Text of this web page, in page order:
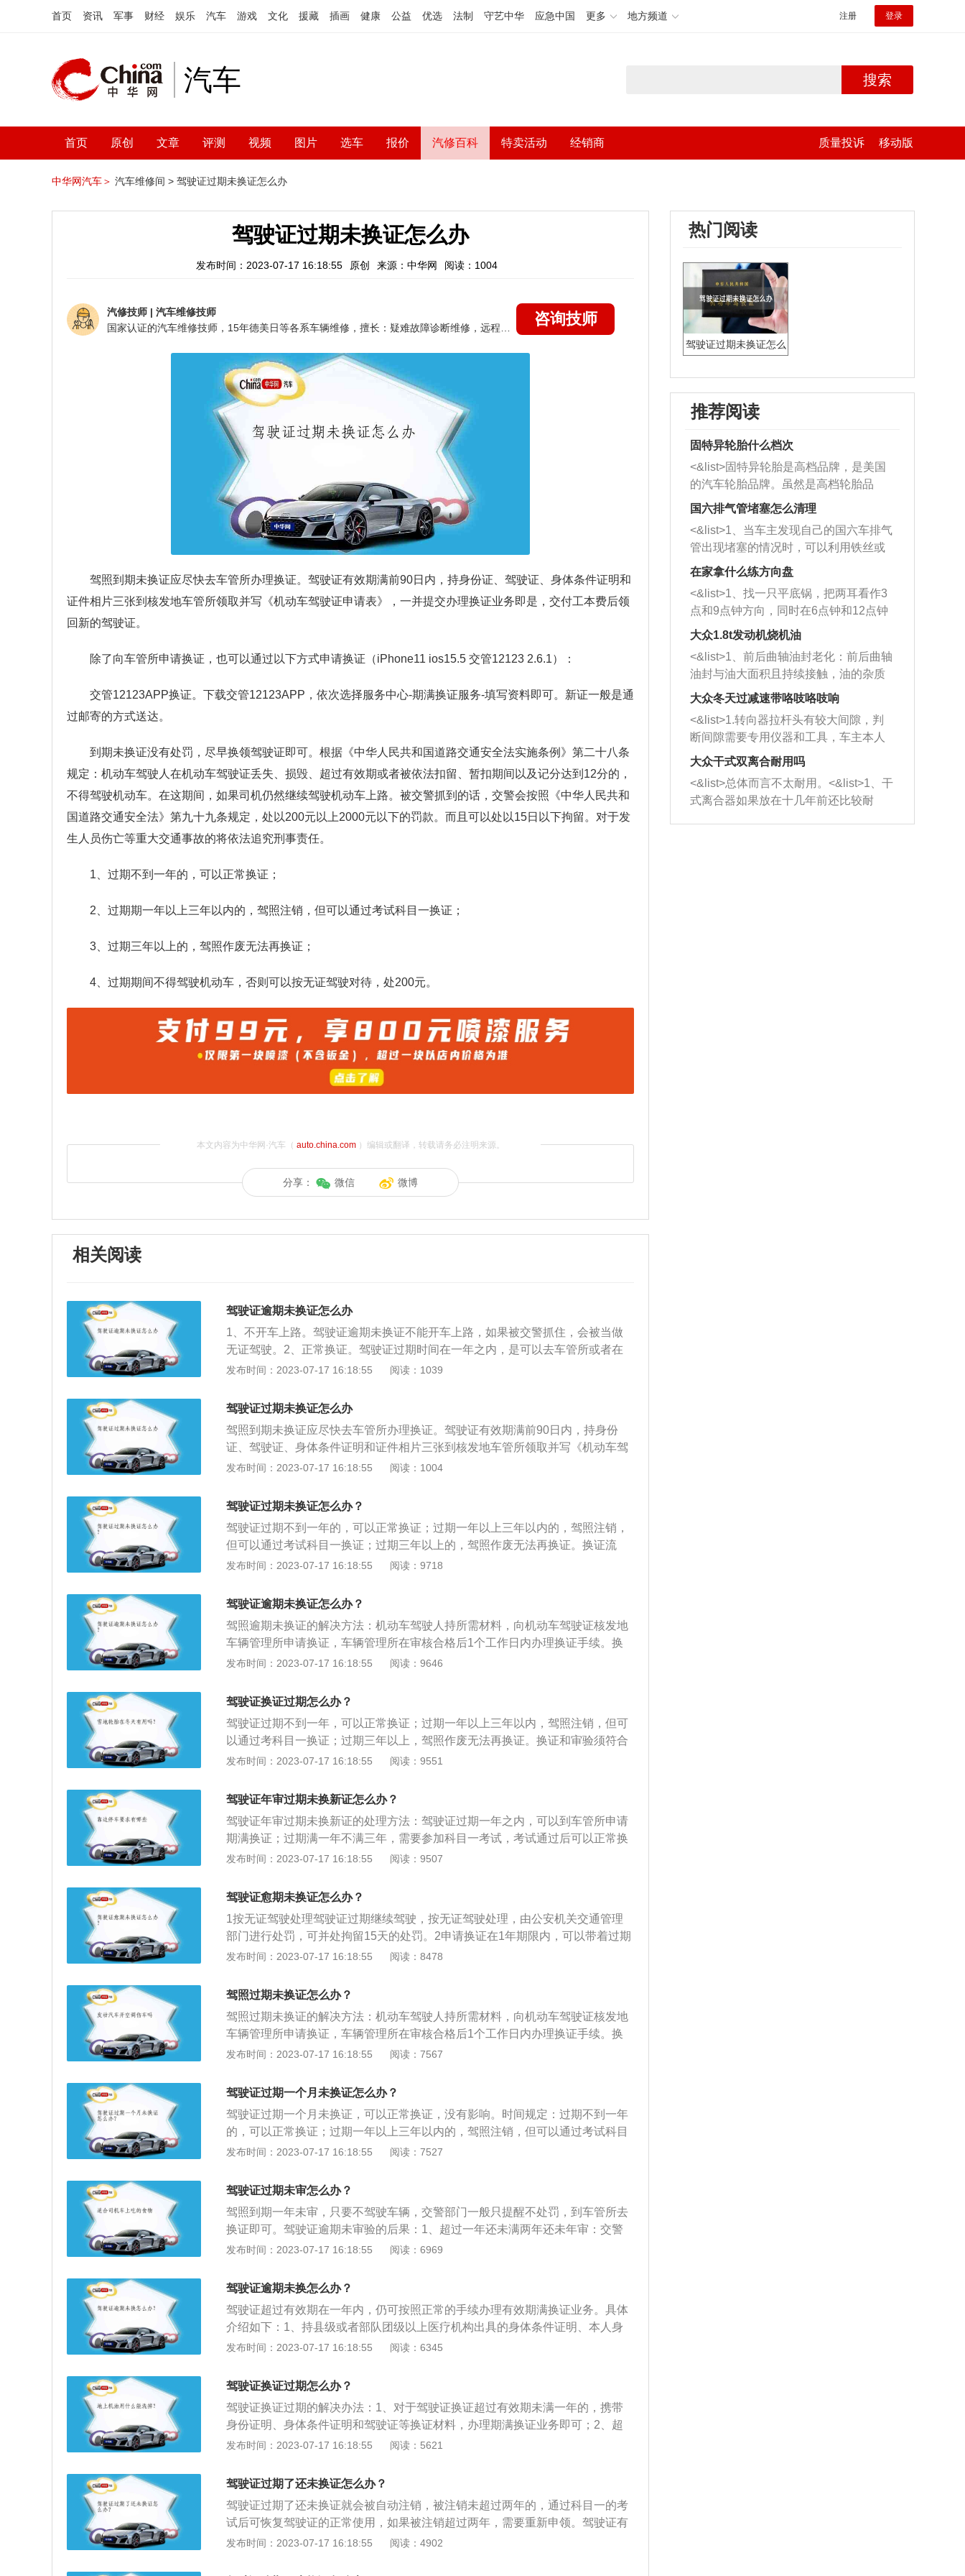
首页 资讯 军事 财经 娱乐 汽车 游戏 文化 援藏 插画 健康 公益 优选 法制 守艺中华 应急中国 更多 地方频道 注册 登录
汽车 搜索
首页 原创 文章 评测 视频 图片 选车 报价 汽修百科 特卖活动 经销商 质量投诉 移动版
中华网汽车＞ 汽车维修间 > 驾驶证过期未换证怎么办
驾驶证过期未换证怎么办
发布时间：2023-07-17 16:18:55 原创 来源：中华网 阅读：1004
汽修技师 | 汽车维修技师
咨询技师
驾照到期未换证应尽快去车管所办理换证。驾驶证有效期满前90日内，持身份证、驾驶证、身体条件证明和
证件相片三张到核发地车管所领取并写《机动车驾驶证申请表》，一并提交办理换证业务即是，交付工本费后领
回新的驾驶证。
除了向车管所申请换证，也可以通过以下方式申请换证（iPhone11 ios15.5 交管12123 2.6.1）：
交管12123APP换证。下载交管12123APP，依次选择服务中心-期满换证服务-填写资料即可。新证一般是通
过邮寄的方式送达。
到期未换证没有处罚，尽早换领驾驶证即可。根据《中华人民共和国道路交通安全法实施条例》第二十八条
规定：机动车驾驶人在机动车驾驶证丢失、损毁、超过有效期或者被依法扣留、暂扣期间以及记分达到12分的，
不得驾驶机动车。在这期间，如果司机仍然继续驾驶机动车上路。被交警抓到的话，交警会按照《中华人民共和
国道路交通安全法》第九十九条规定，处以200元以上2000元以下的罚款。而且可以处以15日以下拘留。对于发
生人员伤亡等重大交通事故的将依法追究刑事责任。
1、过期不到一年的，可以正常换证；
2、过期期一年以上三年以内的，驾照注销，但可以通过考试科目一换证；
3、过期三年以上的，驾照作废无法再换证；
4、过期期间不得驾驶机动车，否则可以按无证驾驶对待，处200元。
本文内容为中华网·汽车（ auto.china.com）编辑或翻译，转载请务必注明来源。
分享： 微信 微博
相关阅读
驾驶证逾期未换证怎么办
1、不开车上路。驾驶证逾期未换证不能开车上路，如果被交警抓住，会被当做
无证驾驶。2、正常换证。驾驶证过期时间在一年之内，是可以去车管所或者在
手机APP“交管12123”上正常换证。要先处理好违章记录，进行体检，并提交一寸
参加科目一考试。驾驶证过期一年以上三年以下，需要参加科目一考试，考试合
格之后才能进行换证，如果考试不合格，则要继续参加考试，直到通过为止。
4、重新考试。驾驶证过期三年以上会直接被注销，而且不允许换证，需要重新
报名驾照考试，通过所有科目考试之后，重新获得驾驶证。5、申请延期。针对
因出国出境、服兵役等原因导致无法按时办理期满换证的，可以申请驾驶证延期
效期满前90日内，向机动车驾驶证核发地或者核发地以外的车辆管理所申请换
证。第一次申请的驾驶证有效期为6年，6年内的每一年都没有扣满12分，就可以
更换10年有效期的驾驶证，如果10年内的每一年都没有扣满12分，就可以更换长
发布时间：2023-07-17 16:18:55 阅读：1039
驾驶证过期未换证怎么办
驾照到期未换证应尽快去车管所办理换证。驾驶证有效期满前90日内，持身份
证、驾驶证、身体条件证明和证件相片三张到核发地车管所领取并写《机动车驾
驶证申请表》，一并提交办理换证业务即是，交付工本费后领回新的驾驶证。除
232.6.1）：交管12123APP换证。下载交管12123APP，依次选择服务中心-期满
换证服务-填写资料即可。新证一般是通过邮寄的方式送达。到期未换证没有处
罚，尽早换领驾驶证即可。根据《中华人民共和国道路交通安全法实施条例》第
二十八条规定：机动车驾驶人在机动车驾驶证丢失、损毁、超过有效期或者被依
法扣留、暂扣期间以及记分达到12分的，不得驾驶机动车。在这期间，如果司机
交通安全法》第九十九条规定，处以200元以上2000元以下的罚款。而且可以处
以15日以下拘留。对于发生人员伤亡等重大交通事故的将依法追究刑事责任。
1、过期不到一年的，可以正常换证；2、过期期一年以上三年以内的，驾照注
4、过期期间不得驾驶机动车，否则可以按无证驾驶对待，处200元。
发布时间：2023-07-17 16:18:55 阅读：1004
驾驶证过期未换证怎么办？
驾驶证过期不到一年的，可以正常换证；过期一年以上三年以内的，驾照注销，
但可以通过考试科目一换证；过期三年以上的，驾照作废无法再换证。换证流
程：机动车驾驶人持所需材料，向机动车驾驶证核发地车辆管理所申请换证，车
可以通过以下方式申请换证： “交管12123”APP换证。下载“交管12123”APP，依
次选择服务中心--期满换证服务--填写资料即可。新证一般是通过邮寄的方式送
达。前往邮政营业厅的“警医邮”服务点，进行换证办理，从受理登记、体检再到
新证制作只需半小时。目前只有少部分城市开通了该项服务，比如杭州。
发布时间：2023-07-17 16:18:55 阅读：9718
驾驶证逾期未换证怎么办？
驾照逾期未换证的解决方法：机动车驾驶人持所需材料，向机动车驾驶证核发地
车辆管理所申请换证，车辆管理所在审核合格后1个工作日内办理换证手续。换
证材料包括两张身份证复印件、两张1寸免冠彩色近照及身份证原件、原驾驶
车、牵引车、城市公交车、中型客车、大型货车驾驶证在本记分周期内没有记
分，或者持有其他准驾车型驾驶证在本记分周期内记分未达到12分；持有大型客
车、牵引车、城市公交车、中型客车、大型货车驾驶证一个记分周期内有记分，
以及持有其他准驾车型驾驶证发生交通事故造成人员死亡承担同等以上责任未被
吊销机动车驾驶证的驾驶人，已参加审验教育的；申请人没有未处理完毕的道路
驶证没有被依法扣押、扣留、暂扣、吊销、注销或撤销的情形。
发布时间：2023-07-17 16:18:55 阅读：9646
驾驶证换证过期怎么办？
驾驶证过期不到一年，可以正常换证；过期一年以上三年以内，驾照注销，但可
以通过考科目一换证；过期三年以上，驾照作废无法再换证。换证和审验须符合
以下条件：持有大型客车、牵引车、城市公交车、中型客车、大型货车在本记分
分。申请人没有未处理完毕的道路交通安全违法行为或者交通事故。持有大型客
车、牵引车、城市公交车、中型客车、大型货车驾驶证一个记分周期内有记分，
以及持有其他准驾车型驾驶证发生交通事故造成人员死亡承担同等以上责任未被
吊销机动车驾驶证的驾驶人，已参加审验教育。
发布时间：2023-07-17 16:18:55 阅读：9551
驾驶证年审过期未换新证怎么办？
驾驶证年审过期未换新证的处理方法：驾驶证过期一年之内，可以到车管所申请
期满换证；过期满一年不满三年，需要参加科目一考试，考试通过后可以正常换
证；过期超过三年，驾驶证会被注销。以下关于汽车驾照介绍：机动车驾驶证的
技术后，经管理部门考试合格，核发许可驾驶某类机动车的法律凭证。机动车驾
驶证的考试科目：包括交通法规及相关知识、场地驾驶、道路驾驶（含安全文明
驾驶）等三项。
发布时间：2023-07-17 16:18:55 阅读：9507
驾驶证愈期未换证怎么办？
1按无证驾驶处理驾驶证过期继续驾驶，按无证驾驶处理，由公安机关交通管理
部门进行处罚，可并处拘留15天的处罚。2申请换证在1年期限内，可以带着过期
的驾驶证及身体证明，重新去申请更换证件。3法律规定驾驶人应当于机动车驾
申请换证。
发布时间：2023-07-17 16:18:55 阅读：8478
驾照过期未换证怎么办？
驾照过期未换证的解决方法：机动车驾驶人持所需材料，向机动车驾驶证核发地
车辆管理所申请换证，车辆管理所在审核合格后1个工作日内办理换证手续。换
证材料包括两张身份证复印件、两张1寸免冠彩色近照及身份证原件、原驾驶
车、牵引车、城市公交车、中型客车、大型货车驾驶证在本记分周期内没有记
分，或者持有其他准驾车型驾驶证在本记分周期内记分未达到12分；持有大型客
车、牵引车、城市公交车、中型客车、大型货车驾驶证一个记分周期内有记分，
以及持有其他准驾车型驾驶证发生交通事故造成人员死亡承担同等以上责任未被
吊销机动车驾驶证的驾驶人，已参加审验教育的；申请人没有未处理完毕的道路
驶证没有被依法扣押、扣留、暂扣、吊销、注销或撤销的情形。
发布时间：2023-07-17 16:18:55 阅读：7567
驾驶证过期一个月未换证怎么办？
驾驶证过期一个月未换证，可以正常换证，没有影响。时间规定：过期不到一年
的，可以正常换证；过期一年以上三年以内的，驾照注销，但可以通过考试科目
一换证；过期三年以上的，驾照作废无法再换证。换证方式如下： 机动车驾驶人
格后1个工作日内办理换证手续。驾驶人可以通过“交管12123”APP换证。下载“交
管12123”APP，依次选择服务中心--期满换证服务--填写资料即可。新证一般是通
过邮寄的方式送达。前往邮政营业厅的“警医邮”服务点，进行换证办理，从受理
登记、体检再到新证制作只需半小时。目前只有少部分城市开通了该项服务，比
如杭州。
发布时间：2023-07-17 16:18:55 阅读：7527
驾驶证过期未审怎么办？
驾照到期一年未审，只要不驾驶车辆，交警部门一般只提醒不处罚，到车管所去
换证即可。驾驶证逾期未审验的后果：1、超过一年还未满两年还未年审：交警
部门注销（可恢复）驾照，需重新参加科目一考试，通过后才能换证。2、驾照
的考试后才能取得驾照。3、相关惩罚：驾驶证逾期未年审依然驾驶机动车，处
二百元以上五百元以下罚款。
发布时间：2023-07-17 16:18:55 阅读：6969
驾驶证逾期未换怎么办？
驾驶证超过有效期在一年内，仍可按照正常的手续办理有效期满换证业务。具体
介绍如下：1、持县级或者部队团级以上医疗机构出具的身体条件证明、本人身
份证明原件及复印件、驾驶证原件、机动车驾驶证申请表、3张近期1寸白背景免
站式单位办理换证业务。2、超过驾驶证有效期一年以上未换证被注销，但被注
销未超过两年，驾驶人参加道路交通安全法律法规和相关知识考试合格后，可以
恢复驾驶资格。驾驶人可携带前述材料到户籍所在地所属车管分所业务窗口预约
科目一考试，考试通过后可办理换证手续。
发布时间：2023-07-17 16:18:55 阅读：6345
驾驶证换证过期怎么办？
驾驶证换证过期的解决办法：1、对于驾驶证换证超过有效期未满一年的，携带
身份证明、身体条件证明和驾驶证等换证材料，办理期满换证业务即可；2、超
过驾驶证有效期一年以上未换证的，车辆管理所应当注销其驾驶证；3、同时规
规和相关知识考试后，可以恢复驾驶资格。驾驶证有效期满前90日内，持身份
证、驾驶证、身体条件证明和三张证件相片到核发地车管所领取并写机动车驾驶
证申请表，一并提交办理换证业务，交付工本费后领回新的驾驶证。
发布时间：2023-07-17 16:18:55 阅读：5621
驾驶证过期了还未换证怎么办？
驾驶证过期了还未换证就会被自动注销，被注销未超过两年的，通过科目一的考
试后可恢复驾驶证的正常使用，如果被注销超过两年，需要重新申领。驾驶证有
效期满换证，机动车驾驶人应当于机动车驾驶证有效期满前九十日内，向机动车
发布时间：2023-07-17 16:18:55 阅读：4902
热门阅读
驾驶证过期未换证怎么
推荐阅读
固特异轮胎什么档次
<&list>固特异轮胎是高档品牌，是美国
的汽车轮胎品牌。虽然是高档轮胎品
牌，但是中高低端的轮胎都有生产，这
也是为了更好的开拓市场。
国六排气管堵塞怎么清理
<&list>1、当车主发现自己的国六车排气
管出现堵塞的情况时，可以利用铁丝或
者是细棍，直接将杂物给取出来，如果
堵塞情况比较严重，也可以采取应急措
施。 <&list>2、直接利用木棍将所有的
杂物推到排气管里面的位置处，然后将
三元催化器拆解开，就可以将堵塞的东
西取出来。但如果是因为积碳过多引起
的堵塞，就需要将三元催化器泡在草酸
洗剂对堵塞的情况得到解决，将清洗剂
放在燃油箱中，与燃油混合后，车辆启
动时，就可以和汽油一起进入到燃烧
室，最后形成废气排出，就可以让三元
催化器得到清洗，排气管堵塞的情况就
能够得到解决。
在家拿什么练方向盘
<&list>1、找一只平底锅，把两耳看作3
点和9点钟方向，同时在6点钟和12点钟
方向做一个标记。 <&list>2、双手握住
一圈半的练习，往右同样也要打相同的
圈数。 <&list>3、最后强调要反复练
习，这样就可以形成肌肉记忆，在真实
驾驶车辆时，不需要记忆也能打好方
向。
大众1.8t发动机烧机油
<&list>1、前后曲轴油封老化：前后曲轴
油封与油大面积且持续接触，油的杂质
和发动机内持续温度变化使其密封效果
逐渐减弱，导致渗油或漏油。<&list>2、
活塞间隙过大：积碳会使活塞环与缸体
的间隙扩大，导致机油流入燃烧室中，
造成烧机油。<&list>3、机油粘度。使用
机油粘度过小的话，同样会有烧机油现
象，机油粘度过小具有很好的流动性，
大众冬天过减速带咯吱咯吱响
<&list>1.转向器拉杆头有较大间隙，判
断间隙需要专用仪器和工具，车主本人
无法制作，需要将车辆送到修理厂或4s
店；<&list>2.车辆半轴套管防尘罩破
裂，破裂后会出现漏油现象，使半轴磨
损严重，磨损的半轴容易损坏，产生异
响；<&list>3.稳定器的转向胶套和球头
大众干式双离合耐用吗
<&list>总体而言不太耐用。<&list>1、干
式离合器如果放在十几年前还比较耐